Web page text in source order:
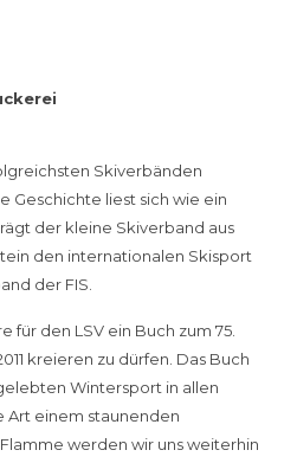
Skiverbänden
Geschichte liest sich wie ein
der kleine Skiverband aus
den internationalen Skisport
der FIS.
für den LSV ein Buch zum 75.
kreieren zu dürfen. Das Buch
Wintersport in allen
Art einem staunenden
werden wir uns weiterhin